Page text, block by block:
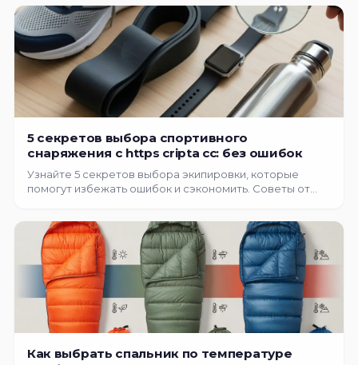
5 секретов выбора спортивного
снаряжения с https cripta cc: без ошибок
Узнайте 5 секретов выбора экипировки, которые
помогут избежать ошибок и сэкономить. Советы от
Как выбрать спальник по температуре